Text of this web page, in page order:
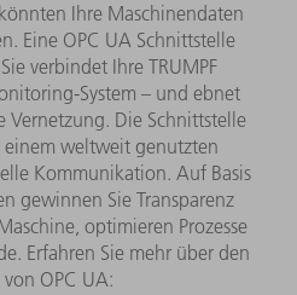
Ihre Maschinendaten
Eine OPC UA Schnittstelle
verbindet Ihre TRUMPF
System – und ebnet
Die Schnittstelle
einem weltweit genutzten
Kommunikation. Auf Basis
gewinnen Sie Transparenz
optimieren Prozesse
Erfahren Sie mehr über den
OPC UA: